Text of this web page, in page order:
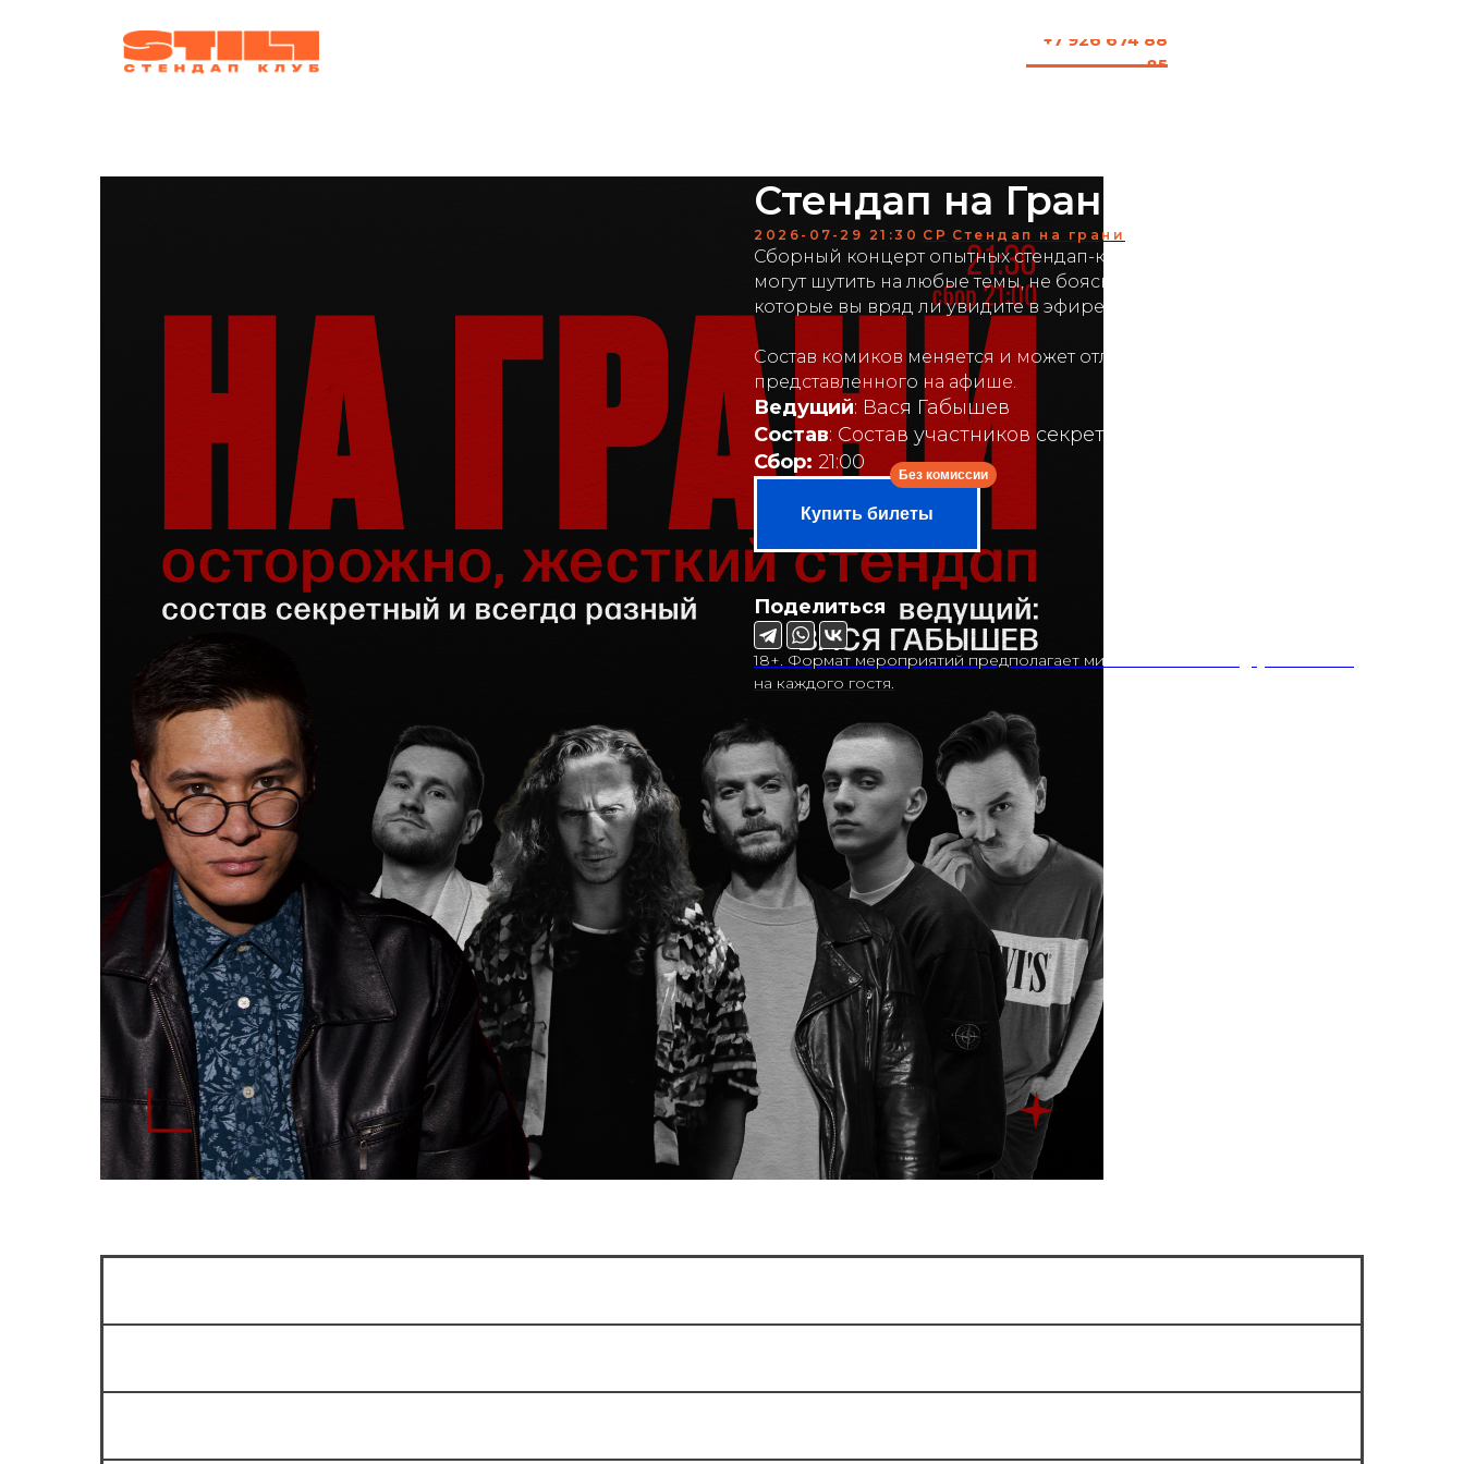
+7 926 674 88
85
Стендап на Грани
2026-07-29 21:30 СР Стендап на грани
Сборный концерт опытных стендап-комиков. Шоу, где комики
могут шутить на любые темы, не боясь осуждения. Шутки,
которые вы вряд ли увидите в эфире.
Состав комиков меняется и может отличаться от
представленного на афише.
Ведущий: Вася Габышев
Состав: Состав участников секретный и всегда разный.
Сбор: 21:00
Купить билеты
Поделиться
18+. Формат мероприятий предполагает минимальный заказ двух напитков
на каждого гостя.